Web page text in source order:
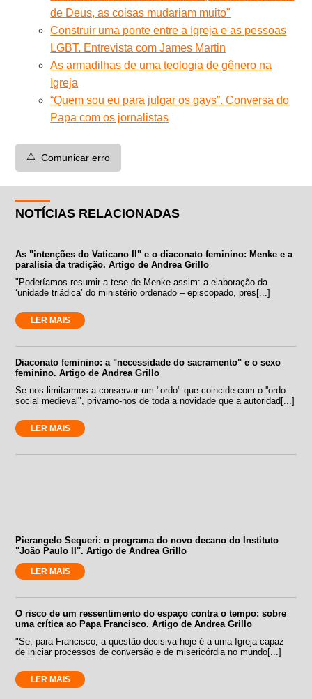
de Deus, as coisas mudariam muito"
Construir uma ponte entre a Igreja e as pessoas
LGBT. Entrevista com James Martin
As armadilhas de uma teologia de gênero na
Igreja
“Quem sou eu para julgar os gays”. Conversa do
Papa com os jornalistas
⚠️ Comunicar erro
NOTÍCIAS RELACIONADAS
As "intenções do Vaticano II" e o diaconato feminino: Menke e a
paralisia da tradição. Artigo de Andrea Grillo
"Poderíamos resumir a tese de Menke assim: a elaboração da
‘unidade triádica’ do ministério ordenado – episcopado, pres[...]
LER MAIS
Diaconato feminino: a "necessidade do sacramento" e o sexo
feminino. Artigo de Andrea Grillo
Se nos limitarmos a conservar um "ordo" que coincide com o ''ordo
social medieval", privamo-nos de toda a novidade que a autoridad[...]
LER MAIS
Pierangelo Sequeri: o programa do novo decano do Instituto
"João Paulo II". Artigo de Andrea Grillo
LER MAIS
O risco de um ressentimento do espaço contra o tempo: sobre
uma crítica ao Papa Francisco. Artigo de Andrea Grillo
"Se, para Francisco, a questão decisiva hoje é a uma Igreja capaz
de iniciar processos de conversão e de misericórdia no mundo[...]
LER MAIS